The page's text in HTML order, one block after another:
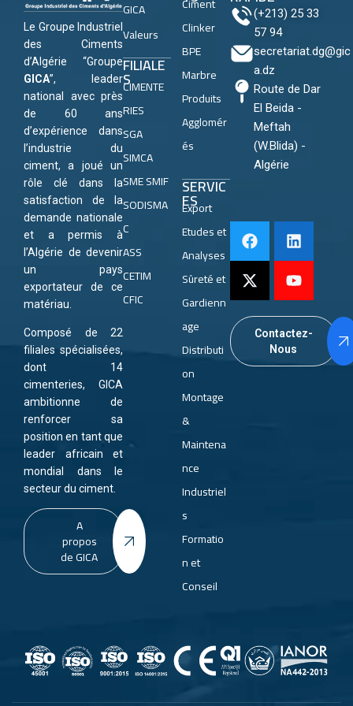
Le Groupe Industriel
des Ciments
d’Algérie “Groupe
GICA”, leader
national avec près
de 60 ans
d’expérience dans
l’industrie du
ciment, a joué un
rôle clé dans la
satisfaction de la
demande nationale
et a permis à
l’Algérie de devenir
un pays
exportateur de ce
matériau.
Composé de 22
filiales spécialisées,
dont 14
cimenteries, GICA
ambitionne de
renforcer sa
position en tant que
leader africain et
mondial dans le
secteur du ciment.
A
propos
de GICA
GICA
Valeurs
FILIALE
S
CIMENTE
RIES
SGA
SIMCA
SME SMIF
SODISMA
C
ASS
CETIM
CFIC
Clinker
BPE
Marbre
Produits
Agglomér
és
SERVIC
ES
Export
Etudes et
Analyses
Sûreté et
Gardienn
age
Distributi
on
Montage
&
Maintena
nce
Industriel
s
Formatio
n et
Conseil
(+213) 25 33
57 94
secretariat.dg@gic
a.dz
Route de Dar
El Beida -
Meftah
(W.Blida) -
Algérie
Contactez-
Nous